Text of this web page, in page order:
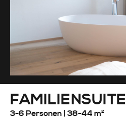
FAMILIENSUITE
3-6 Personen | 38-44 m²